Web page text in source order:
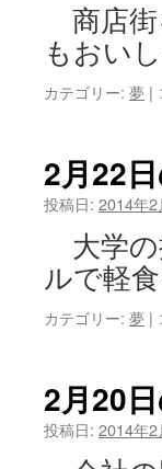
商店街
もおい
カテゴリー: 夢 |
2月22日
投稿日: 2014年2
大学の
ルで軽
カテゴリー: 夢 |
2月20
投稿日: 2014年2